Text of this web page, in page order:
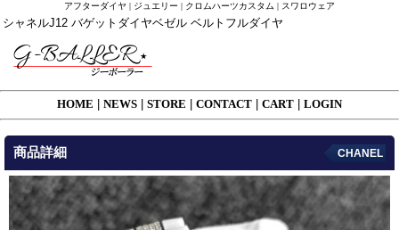
アフターダイヤ | ジュエリー | クロムハーツカスタム | スワロウェア
シャネルJ12 バゲットダイヤベゼル ベルトフルダイヤ
HOME NEWS STORE CONTACT CART LOGIN
商品詳細 CHANEL